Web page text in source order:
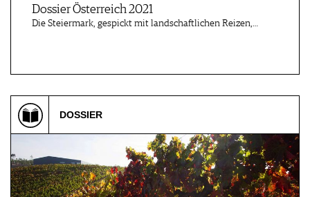
Dossier Österreich 2021
Die Steiermark, gespickt mit landschaftlichen Reizen,…
DOSSIER